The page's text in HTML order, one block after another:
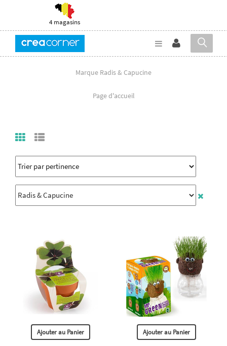
4 magasins
Marque Radis & Capucine
Page d'accueil
Ajouter au Panier Ajouter au Panier